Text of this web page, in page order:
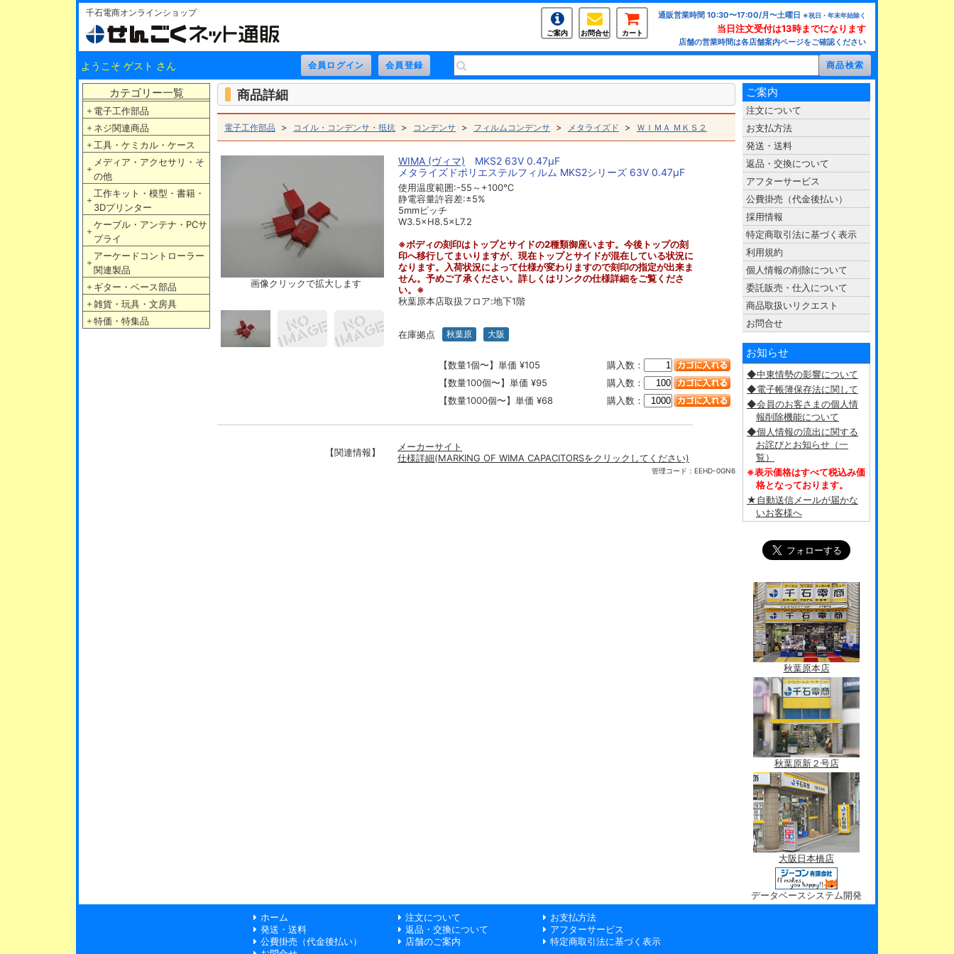
千石電商オンラインショップ
ご案内 お問合せ カート
通販営業時間 10:30〜17:00/月〜土曜日 ※祝日・年末年始除く
当日注文受付は13時までになります
店舗の営業時間は各店舗案内ページをご確認ください
ようこそ ゲスト さん
カテゴリー一覧
＋ 電子工作部品
＋ ネジ関連商品
＋ 工具・ケミカル・ケース
＋
メディア・アクセサリ・そ
の他
＋
工作キット・模型・書籍・
3Dプリンター
＋
ケーブル・アンテナ・PCサ
プライ
＋
アーケードコントローラー
関連製品
＋ ギター・ベース部品
＋ 雑貨・玩具・文房具
＋ 特価・特集品
商品詳細
電子工作部品 > コイル・コンデンサ・抵抗 > コンデンサ > フィルムコンデンサ > メタライズド > ＷＩＭＡ ＭＫＳ２
画像クリックで拡大します
WIMA (ヴィマ) MKS2 63V 0.47μF
メタライズドポリエステルフィルム MKS2シリーズ 63V 0.47μF
使用温度範囲:-55～+100℃
静電容量許容差:±5%
5mmピッチ
W3.5×H8.5×L7.2
※ボディの刻印はトップとサイドの2種類御座います。今後トップの刻
印へ移行してまいりますが、現在トップとサイドが混在している状況に
なります。入荷状況によって仕様が変わりますので刻印の指定が出来ま
せん。予めご了承ください。詳しくはリンクの仕様詳細をご覧くださ
い。※
秋葉原本店取扱フロア:地下1階
在庫拠点 秋葉原 大阪
【数量1個〜】単価 ¥105
購入数：
【数量100個〜】単価 ¥95
購入数：
【数量1000個〜】単価 ¥68
購入数：
【関連情報】
メーカーサイト
仕様詳細(MARKING OF WIMA CAPACITORSをクリックしてください)
管理コード： EEHD-0GN6
ご案内
注文について
お支払方法
発送・送料
返品・交換について
アフターサービス
公費掛売（代金後払い）
採用情報
特定商取引法に基づく表示
利用規約
個人情報の削除について
委託販売・仕入について
商品取扱いリクエスト
お問合せ
お知らせ
◆中東情勢の影響について
◆電子帳簿保存法に関して
◆会員のお客さまの個人情
報削除機能について
◆個人情報の流出に関する
お詫びとお知らせ（一
覧）
※表示価格はすべて税込み価
格となっております。
★自動送信メールが届かな
いお客様へ
秋葉原本店
秋葉原新２号店
大阪日本橋店
データベースシステム開発
ホーム
注文について
お支払方法
発送・送料
返品・交換について
アフターサービス
公費掛売（代金後払い）
店舗のご案内
特定商取引法に基づく表示